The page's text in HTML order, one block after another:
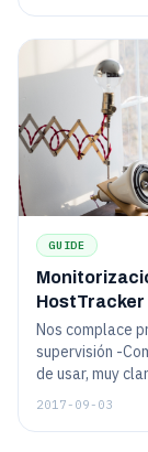
GUIDE
HostTracker
Nos complace
supervisión -
de usar, muy
pase las "horas
2017-09-03